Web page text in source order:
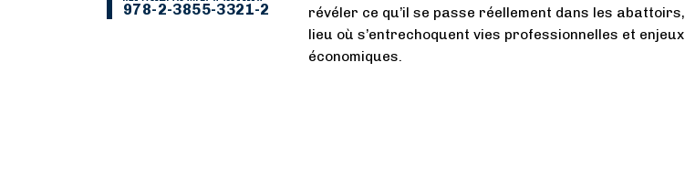
978-2-3855-3321-2
révéler ce qu’il se passe réellement dans les abattoirs,
lieu où s’entrechoquent vies professionnelles et enjeux
économiques.